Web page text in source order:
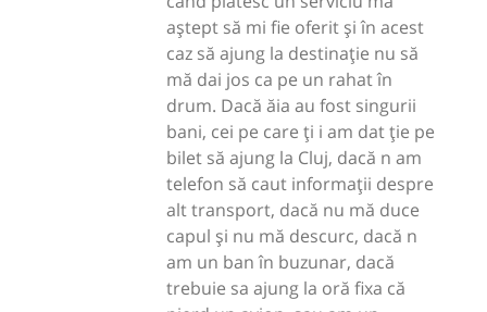
aștept să mi fie oferit și în acest
caz să ajung la destinație nu să
mă dai jos ca pe un rahat în
drum. Dacă ăia au fost singurii
bani, cei pe care ți i am dat ție pe
bilet să ajung la Cluj, dacă n am
telefon să caut informații despre
alt transport, dacă nu mă duce
capul și nu mă descurc, dacă n
am un ban în buzunar, dacă
trebuie sa ajung la oră fixa că